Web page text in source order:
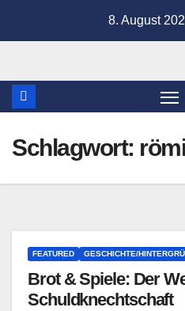
8. August
Schlagwort:
FEATURED GESCHICHTE/
Brot & Spiele: Der
Schuldknechtschaft